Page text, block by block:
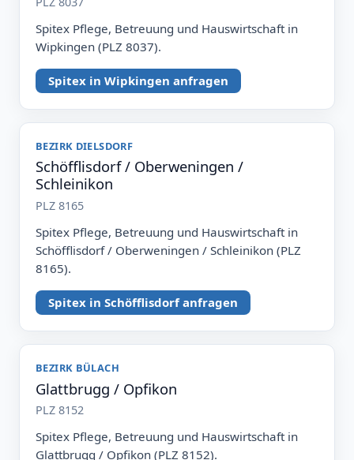
Spitex Pflege, Betreuung und Hauswirtschaft in
Wipkingen (PLZ 8037).
Spitex in Wipkingen anfragen
BEZIRK DIELSDORF
Schöfflisdorf / Oberweningen /
Schleinikon
PLZ 8165
Spitex Pflege, Betreuung und Hauswirtschaft in
Schöfflisdorf / Oberweningen / Schleinikon (PLZ
8165).
Spitex in Schöfflisdorf anfragen
BEZIRK BÜLACH
Glattbrugg / Opfikon
PLZ 8152
Spitex Pflege, Betreuung und Hauswirtschaft in
Glattbrugg / Opfikon (PLZ 8152).